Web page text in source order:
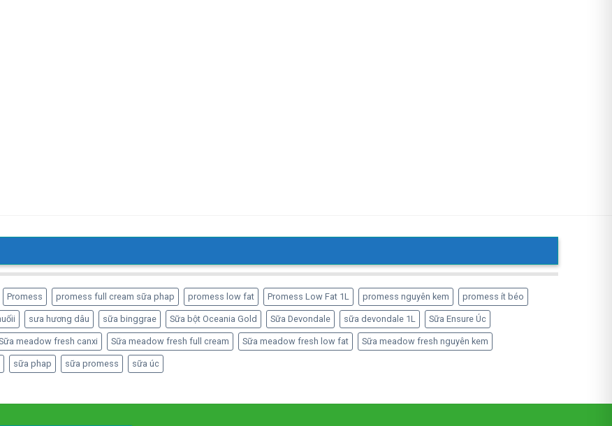
Promess promess full cream sữa phap promess low fat Promess Low Fat 1L promess nguyên kem promess ít béo
sưa hương dâu sữa binggrae Sữa bột Oceania Gold Sữa Devondale sữa devondale 1L Sữa Ensure Úc
meadow fresh canxi Sữa meadow fresh full cream Sữa meadow fresh low fat Sữa meadow fresh nguyên kem
sữa phap sữa promess sữa úc